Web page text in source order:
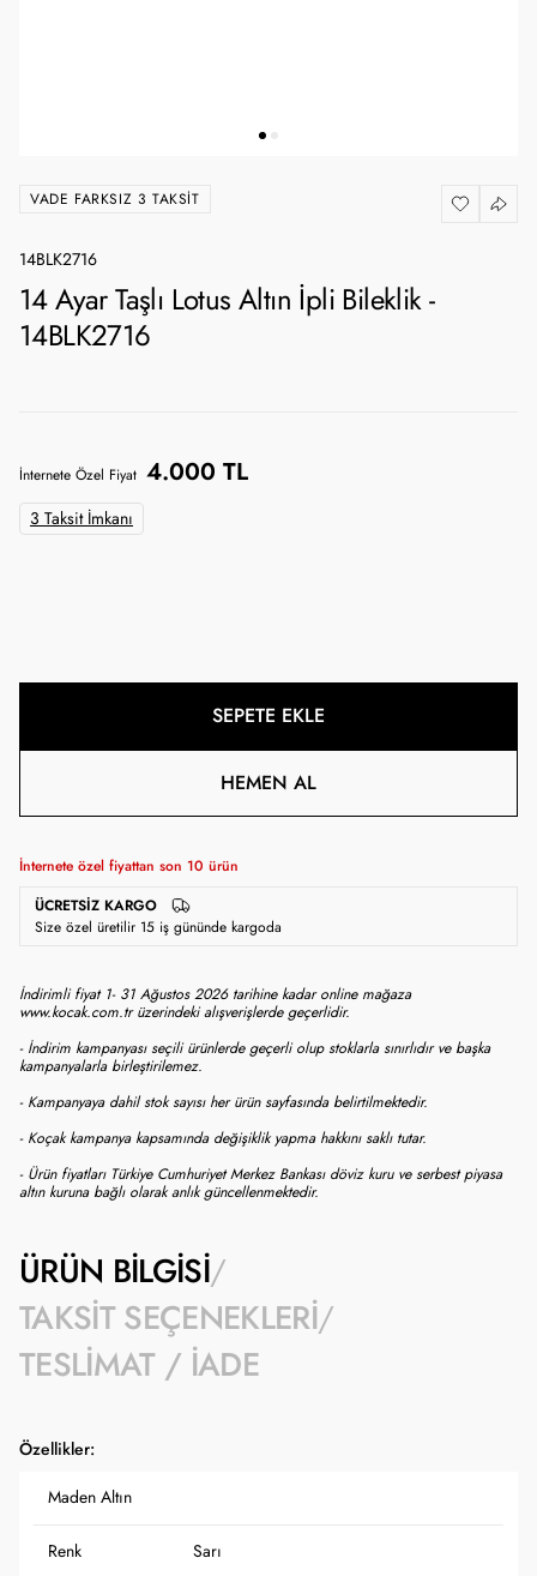
VADE FARKSIZ 3 TAKSIT
14BLK2716
14 Ayar Taşlı Lotus Altın İpli Bileklik -
14BLK2716
İnternete Özel Fiyat 4.000 TL
3 Taksit İmkanı
SEPETE EKLE
HEMEN AL
İnternete özel fiyattan son 10 ürün
ÜCRETSIZ KARGO
Size özel üretilir 15 iş gününde kargoda
İndirimli fiyat 1- 31 Ağustos 2026 tarihine kadar online mağaza
www.kocak.com.tr üzerindeki alışverişlerde geçerlidir.
- İndirim kampanyası seçili ürünlerde geçerli olup stoklarla sınırlıdır ve başka
kampanyalarla birleştirilemez.
- Kampanyaya dahil stok sayısı her ürün sayfasında belirtilmektedir.
- Koçak kampanya kapsamında değişiklik yapma hakkını saklı tutar.
- Ürün fiyatları Türkiye Cumhuriyet Merkez Bankası döviz kuru ve serbest piyasa
altın kuruna bağlı olarak anlık güncellenmektedir.
ÜRÜN BILGISI
TAKSIT SEÇENEKLERI
TESLIMAT / İADE
Özellikler:
Maden Altın
Renk Sarı